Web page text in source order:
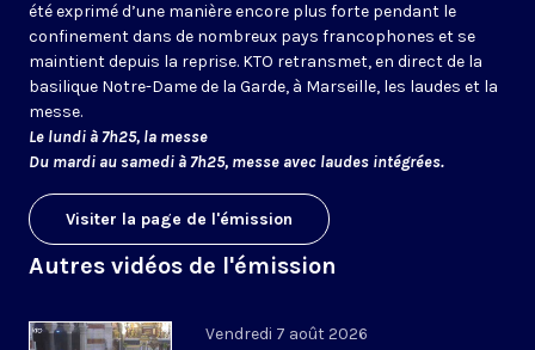
été exprimé d’une manière encore plus forte pendant le
confinement dans de nombreux pays francophones et se
maintient depuis la reprise. KTO retransmet, en direct de la
basilique Notre-Dame de la Garde, à Marseille, les laudes et la
messe.
Le lundi à 7h25, la messe
Du mardi au samedi à 7h25, messe avec laudes intégrées.
Visiter la page de l'émission
Autres vidéos de l'émission
Vendredi 7 août 2026